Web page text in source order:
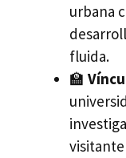
urbana
fluida.
🏫